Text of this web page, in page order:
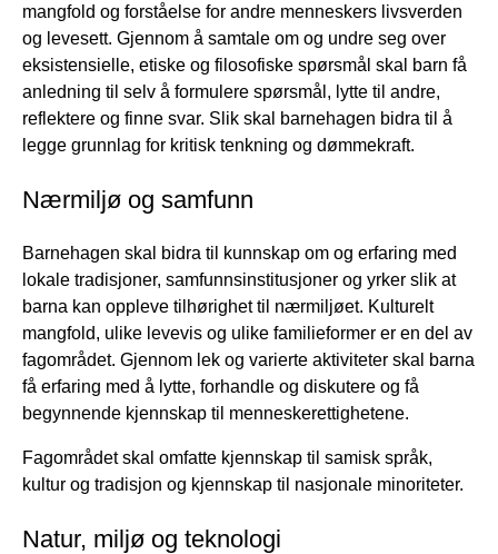
mangfold og forståelse for andre menneskers livsverden
og levesett. Gjennom å samtale om og undre seg over
eksistensielle, etiske og filosofiske spørsmål skal barn få
anledning til selv å formulere spørsmål, lytte til andre,
reflektere og finne svar. Slik skal barnehagen bidra til å
legge grunnlag for kritisk tenkning og dømmekraft.
Nærmiljø og samfunn
Barnehagen skal bidra til kunnskap om og erfaring med
lokale tradisjoner, samfunnsinstitusjoner og yrker slik at
barna kan oppleve tilhørighet til nærmiljøet. Kulturelt
mangfold, ulike levevis og ulike familieformer er en del av
fagområdet. Gjennom lek og varierte aktiviteter skal barna
få erfaring med å lytte, forhandle og diskutere og få
begynnende kjennskap til menneskerettighetene.
Fagområdet skal omfatte kjennskap til samisk språk,
kultur og tradisjon og kjennskap til nasjonale minoriteter.
Natur, miljø og teknologi